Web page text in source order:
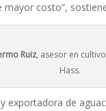
mayor costo”,
Ruiz, asesor en
Hass.
exportadora de